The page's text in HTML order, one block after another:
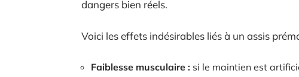
dangers bien réels.
Voici les effets indésirables liés à un assis
Faiblesse musculaire : si le maintien est